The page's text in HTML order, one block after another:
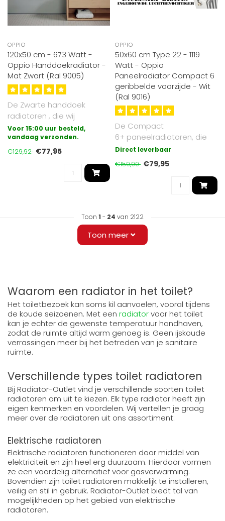
OPPIO
120x50 cm - 673 Watt -
Oppio Handdoekradiator -
Mat Zwart (Ral 9005)
De Zwarte handdoek
radiatoren , die wij
aanbieden zijn
gegalvaniseerd (extra bes..
Voor 15:00 uur besteld,
vandaag verzonden.
€129,92 €77,95
OPPIO
50x60 cm Type 22 - 1119
Watt - Oppio
Paneelradiator Compact 6
geribbelde voorzijde - Wit
(Ral 9016)
De Compact
6+ paneelradiatoren, die
wij aanbieden, zijn
zijdeglans wit en hebbe..
Direct leverbaar
€159,90 €79,95
Toon 1 - 24 van 2122
Toon meer
Waarom een radiator in het toilet?
Het toiletbezoek kan soms kil aanvoelen, vooral tijdens
de koude seizoenen. Met een radiatorvoor het toilet
kan je echter de gewenste temperatuur handhaven,
zodat de ruimte altijd warm genoeg is. Geen ijskoude
verrassingen meer bij het betreden van je sanitaire
ruimte.
Verschillende types toilet radiatoren
Bij Radiator-Outlet vind je verschillende soorten toilet
radiatoren om uit te kiezen. Elk type radiator heeft zijn
eigen kenmerken en voordelen. Wij vertellen je graag
meer over de radiatoren uit ons assortiment:
Elektrische radiatoren
Elektrische radiatoren functioneren door middel van
elektriciteit en zijn heel erg duurzaam. Hierdoor vormen
ze een voordelig alternatief voor gasverwarming.
Bovendien zijn toilet radiatoren makkelijk te installeren,
veilig en stil in gebruik. Radiator-Outlet biedt tal van
mogelijkheden op het gebied van elektrische
radiatoren.